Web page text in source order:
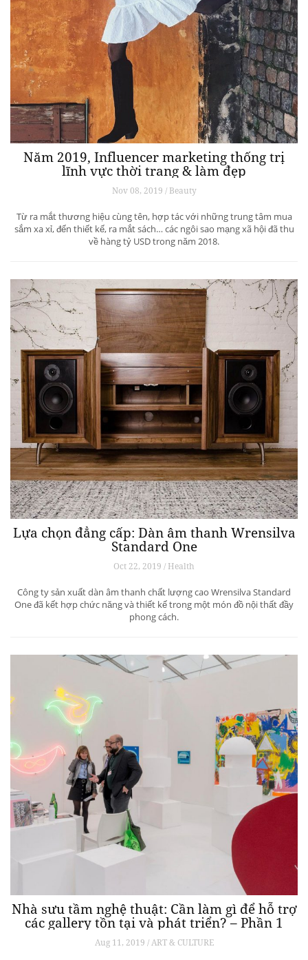
Năm 2019, Influencer marketing thống trị
lĩnh vực thời trang & làm đẹp
Nov 08, 2019 / Beauty
Từ ra mắt thương hiệu cùng tên, hợp tác với những trung tâm mua
sắm xa xỉ, đến thiết kế, ra mắt sách… các ngôi sao mạng xã hội đã thu
về hàng tỷ USD trong năm 2018.
Lựa chọn đẳng cấp: Dàn âm thanh Wrensilva
Standard One
Oct 22, 2019 / Health
Công ty sản xuất dàn âm thanh chất lượng cao Wrensilva Standard
One đã kết hợp chức năng và thiết kế trong một món đồ nội thất đầy
phong cách.
Nhà sưu tầm nghệ thuật: Cần làm gì để hỗ trợ
các gallery tồn tại và phát triển? – Phần 1
Aug 11, 2019 / ART & CULTURE